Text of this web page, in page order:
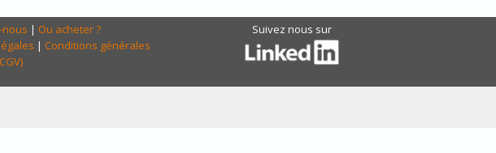
nous | Ou acheter ?
| Conditions générales
Suivez nous sur